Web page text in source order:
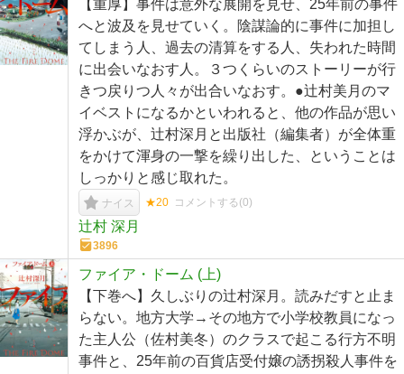
【重厚】事件は意外な展開を見せ、25年前の事件
へと波及を見せていく。陰謀論的に事件に加担し
てしまう人、過去の清算をする人、失われた時間
に出会いなおす人。３つくらいのストーリーが行
きつ戻りつ人々が出合いなおす。●辻村美月のマ
イベストになるかといわれると、他の作品が思い
浮かぶが、辻村深月と出版社（編集者）が全体重
をかけて渾身の一撃を繰り出した、ということは
しっかりと感じ取れた。
ナイス ★20 コメントする(0)
辻村 深月
3896
ファイア・ドーム (上)
【下巻へ】久しぶりの辻村深月。読みだすと止ま
らない。地方大学→その地方で小学校教員になっ
た主人公（佐村美冬）のクラスで起こる行方不明
事件と、25年前の百貨店受付嬢の誘拐殺人事件を